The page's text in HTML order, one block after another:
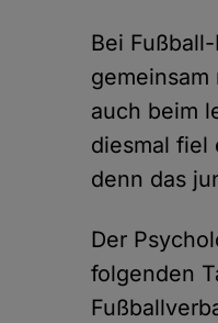
Bei
auch beim
diesmal fiel
denn das
Der
folgenden